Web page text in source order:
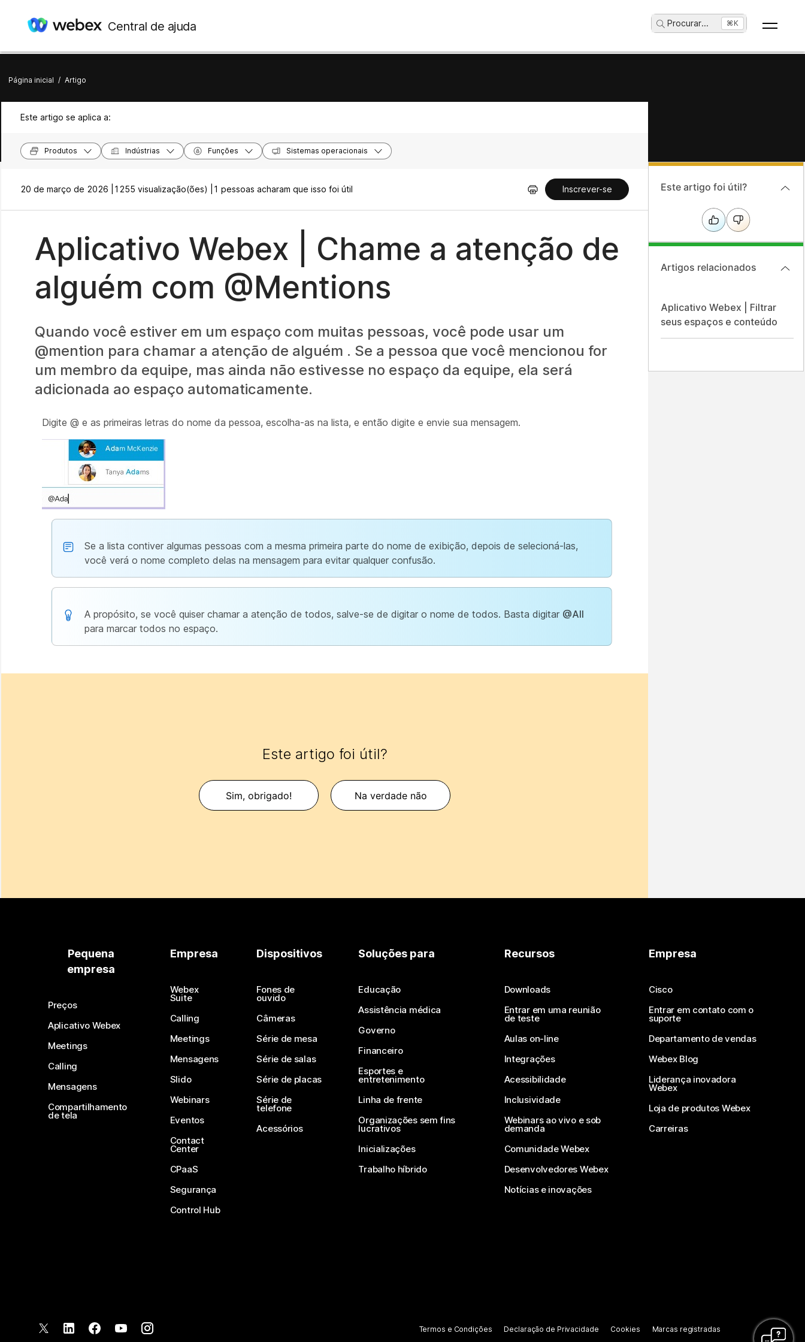
Central de ajuda Procurar... ⌘K
Página inicial / Artigo
Este artigo se aplica a:
Produtos Indústrias Funções Sistemas operacionais
20 de março de 2026 | 1255 visualização(ões) | 1 pessoas acharam que isso foi útil Inscrever-se
Aplicativo Webex | Chame a atenção de
alguém com @Mentions
Quando você estiver em um espaço com muitas pessoas, você pode usar um
@mention para chamar a atenção de alguém . Se a pessoa que você mencionou for
um membro da equipe, mas ainda não estivesse no espaço da equipe, ela será
adicionada ao espaço automaticamente.
Digite @ e as primeiras letras do nome da pessoa, escolha-as na lista, e então digite e envie sua mensagem.
Se a lista contiver algumas pessoas com a mesma primeira parte do nome de exibição, depois de selecioná-las,
você verá o nome completo delas na mensagem para evitar qualquer confusão.
A propósito, se você quiser chamar a atenção de todos, salve-se de digitar o nome de todos. Basta digitar @All
para marcar todos no espaço.
Este artigo foi útil?
Sim, obrigado! Na verdade não
Este artigo foi útil?
Artigos relacionados
Aplicativo Webex | Filtrar
seus espaços e conteúdo
Pequena
empresa
Preços
Aplicativo Webex
Meetings
Calling
Mensagens
Compartilhamento
de tela
Empresa
Webex
Suite
Calling
Meetings
Mensagens
Slido
Webinars
Eventos
Contact
Center
CPaaS
Segurança
Control Hub
Dispositivos
Fones de
ouvido
Câmeras
Série de mesa
Série de salas
Série de placas
Série de
telefone
Acessórios
Soluções para
Educação
Assistência médica
Governo
Financeiro
Esportes e
entretenimento
Linha de frente
Organizações sem fins
lucrativos
Inicializações
Trabalho híbrido
Recursos
Downloads
Entrar em uma reunião
de teste
Aulas on-line
Integrações
Acessibilidade
Inclusividade
Webinars ao vivo e sob
demanda
Comunidade Webex
Desenvolvedores Webex
Notícias e inovações
Empresa
Cisco
Entrar em contato com o
suporte
Departamento de vendas
Webex Blog
Liderança inovadora
Webex
Loja de produtos Webex
Carreiras
Termos e Condições Declaração de Privacidade Cookies Marcas registradas